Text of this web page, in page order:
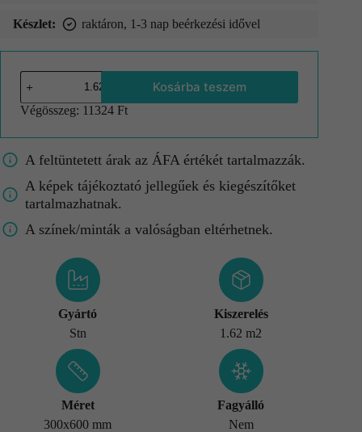
Készlet: raktáron, 1-3 nap beérkezési idővel
Kosárba teszem
Végösszeg: 11324 Ft
A feltüntetett árak az ÁFA értékét tartalmazzák.
A képek tájékoztató jellegűek és kiegészítőket
tartalmazhatnak.
A színek/minták a valóságban eltérhetnek.
Gyártó
Stn
Kiszerelés
1.62 m2
Méret
300x600 mm
Fagyálló
Nem